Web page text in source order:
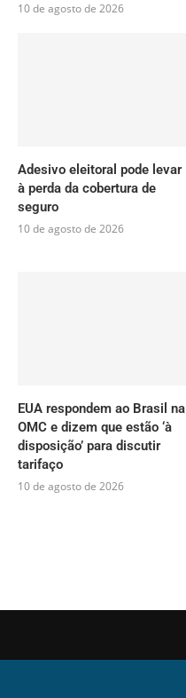
10 de agosto de 2026
Adesivo eleitoral pode levar
à perda da cobertura de
seguro
10 de agosto de 2026
EUA respondem ao Brasil na
OMC e dizem que estão ‘à
disposição’ para discutir
tarifaço
10 de agosto de 2026